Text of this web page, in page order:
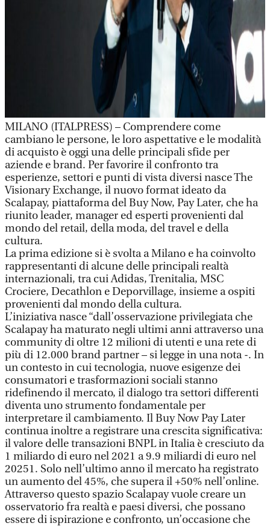
MILANO (ITALPRESS) – Comprendere come
cambiano le persone, le loro aspettative e le modalità
di acquisto è oggi una delle principali sfide per
aziende e brand. Per favorire il confronto tra
esperienze, settori e punti di vista diversi nasce The
Visionary Exchange, il nuovo format ideato da
Scalapay, piattaforma del Buy Now, Pay Later, che ha
riunito leader, manager ed esperti provenienti dal
mondo del retail, della moda, del travel e della
cultura.
La prima edizione si è svolta a Milano e ha coinvolto
rappresentanti di alcune delle principali realtà
internazionali, tra cui Adidas, Trenitalia, MSC
Crociere, Decathlon e Deporvillage, insieme a ospiti
provenienti dal mondo della cultura.
L’iniziativa nasce “dall’osservazione privilegiata che
Scalapay ha maturato negli ultimi anni attraverso una
community di oltre 12 milioni di utenti e una rete di
più di 12.000 brand partner – si legge in una nota -. In
un contesto in cui tecnologia, nuove esigenze dei
consumatori e trasformazioni sociali stanno
ridefinendo il mercato, il dialogo tra settori differenti
diventa uno strumento fondamentale per
interpretare il cambiamento. Il Buy Now Pay Later
continua inoltre a registrare una crescita significativa:
il valore delle transazioni BNPL in Italia è cresciuto da
1 miliardo di euro nel 2021 a 9.9 miliardi di euro nel
20251. Solo nell’ultimo anno il mercato ha registrato
un aumento del 45%, che supera il +50% nell’online.
Attraverso questo spazio Scalapay vuole creare un
osservatorio fra realtà e paesi diversi, che possano
essere di ispirazione e confronto, un’occasione che